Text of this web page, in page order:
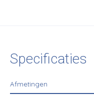
Specificaties
Afmetingen